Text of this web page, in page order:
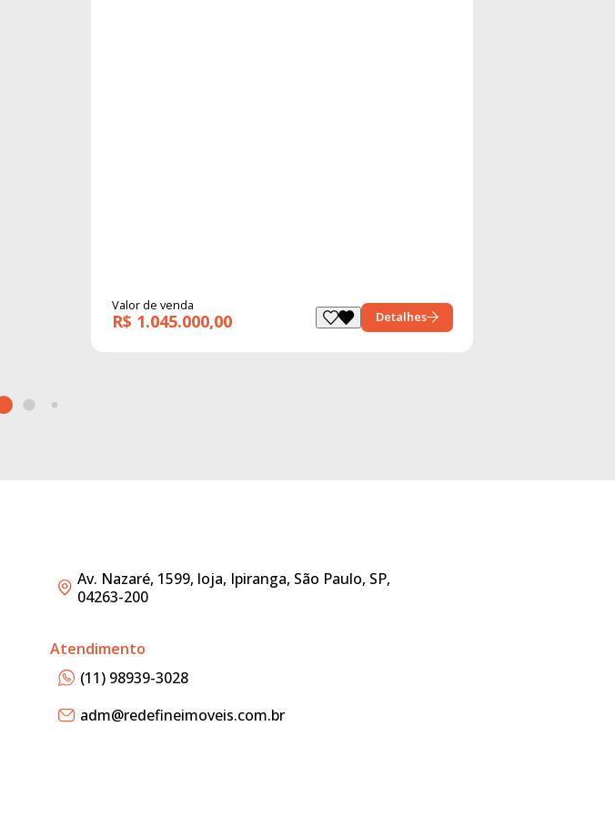
Valor de venda
R$ 1.045.000,00 Detalhes
Av. Nazaré, 1599, loja, Ipiranga, São Paulo, SP,
04263-200
Atendimento
(11) 98939-3028
adm@redefineimoveis.com.br